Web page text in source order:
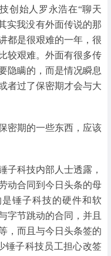
创始人罗永浩在“聊天
实我没有外面传说的那
都是很艰难的一年，很
较艰难。外面有很多传
隐瞒的，而是情况瞬息
者过了保密期才会与大
密期的一些东西，应该
子科技内部人士透露，
动合同到今日头条的母
锤子科技的硬件和软
字节跳动的合同，并且
，而且与今日头条签的
锤子科技员工担心改签